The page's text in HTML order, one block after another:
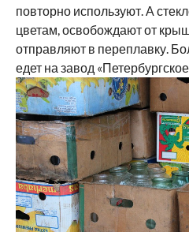
повторно используют. А
цветам, освобождают от
отправляют в переплавку.
едет на завод «Петербургское